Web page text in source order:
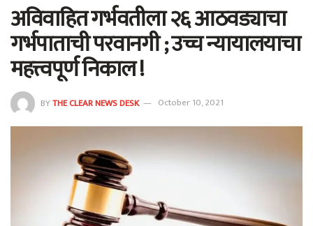
अविवाहित गर्भवतीला २६ आठवड्याचा
गर्भपाताची परवानगी ; उच्च न्यायालयाचा
महत्त्वपूर्ण निकाल !
BYTHE CLEAR NEWS DESK October 10, 2021